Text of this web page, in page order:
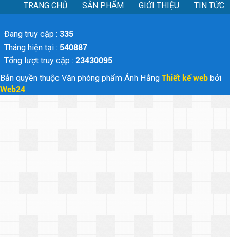
TRANG CHỦ SẢN PHẨM GIỚI THIỆU TIN TỨC
Đang truy cập : 335
Tháng hiện tại : 540887
Tổng lượt truy cập : 23430095
Bản quyền thuộc Văn phòng phẩm Ánh Hằng Thiết kế web bởi
Web24